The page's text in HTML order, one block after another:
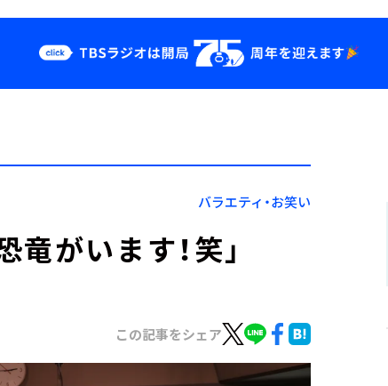
YouTube
会社情報
バラエティ・お笑い
がいます！笑」
この記事をシェア